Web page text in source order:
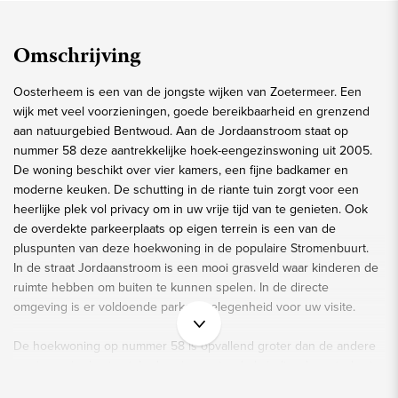
Omschrijving
Oosterheem is een van de jongste wijken van Zoetermeer. Een
wijk met veel voorzieningen, goede bereikbaarheid en grenzend
aan natuurgebied Bentwoud. Aan de Jordaanstroom staat op
nummer 58 deze aantrekkelijke hoek-eengezinswoning uit 2005.
De woning beschikt over vier kamers, een fijne badkamer en
moderne keuken. De schutting in de riante tuin zorgt voor een
heerlijke plek vol privacy om in uw vrije tijd van te genieten. Ook
de overdekte parkeerplaats op eigen terrein is een van de
pluspunten van deze hoekwoning in de populaire Stromenbuurt.
In de straat Jordaanstroom is een mooi grasveld waar kinderen de
ruimte hebben om buiten te kunnen spelen. In de directe
omgeving is er voldoende parkeergelegenheid voor uw visite.
De hoekwoning op nummer 58 is opvallend groter dan de andere